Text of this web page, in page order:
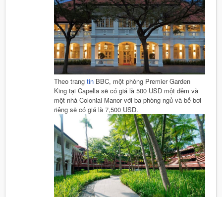
Theo trang tin BBC, một phòng Premier Garden
King tại Capella sẽ có giá là 500 USD một đêm và
một nhà Colonial Manor với ba phòng ngủ và bể bơi
riêng sẽ có giá là 7,500 USD.